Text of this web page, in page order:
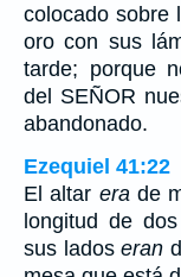
colocado sobre
oro con sus
tarde; porque
del SEÑOR
abandonado.
Ezequiel 41:22
El altar era de
longitud de
sus ladoseran